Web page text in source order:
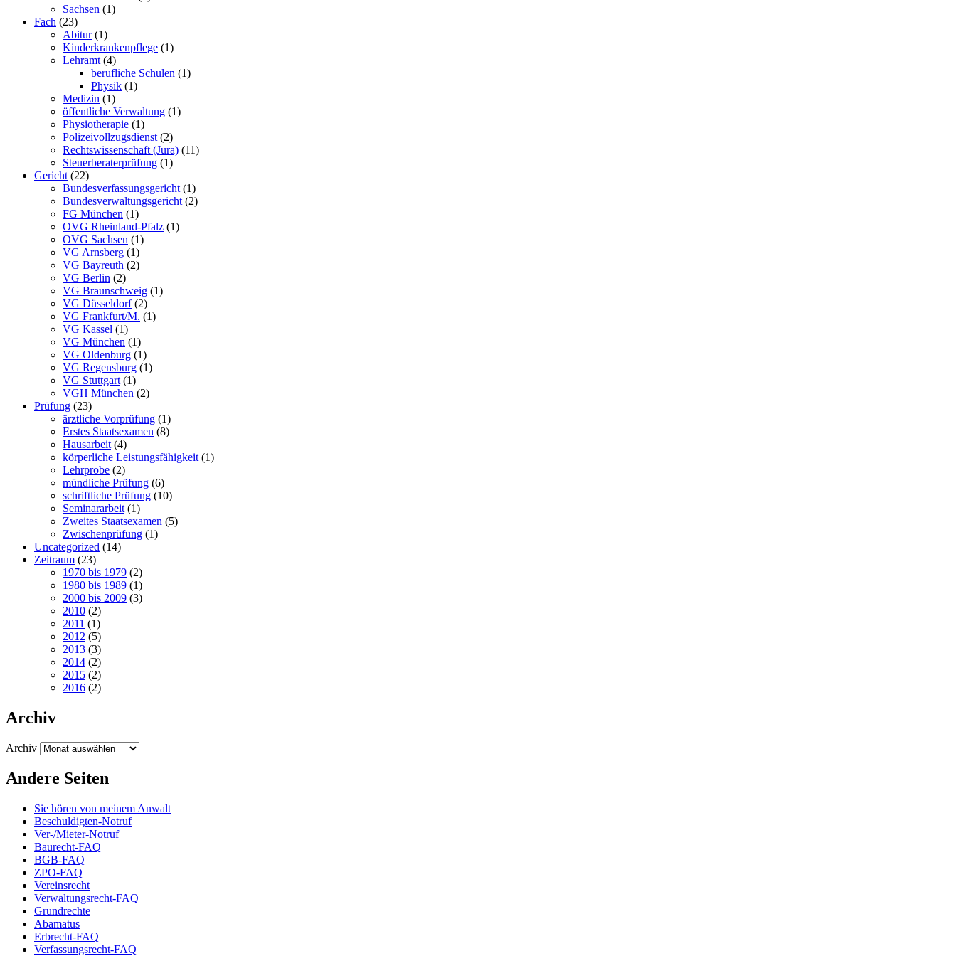
Sachsen (1)
Fach (23)
Abitur(1)
Kinderkrankenpflege (1)
Lehramt (4)
berufliche Schulen (1)
Physik (1)
Medizin (1)
öffentliche Verwaltung (1)
Physiotherapie (1)
Polizeivollzugsdienst (2)
Rechtswissenschaft (Jura) (11)
Steuerberaterprüfung (1)
Gericht (22)
Bundesverfassungsgericht (1)
Bundesverwaltungsgericht (2)
FG München (1)
OVG Rheinland-Pfalz (1)
OVG Sachsen (1)
VG Arnsberg (1)
VG Bayreuth (2)
VG Berlin (2)
VG Braunschweig (1)
VG Düsseldorf(2)
VG Frankfurt/M. (1)
VG Kassel (1)
VG München (1)
VG Oldenburg (1)
VG Regensburg (1)
VG Stuttgart (1)
VGH München (2)
Prüfung (23)
ärztliche Vorprüfung (1)
Erstes Staatsexamen (8)
Hausarbeit (4)
körperliche Leistungsfähigkeit (1)
Lehrprobe (2)
mündliche Prüfung (6)
schriftliche Prüfung (10)
Seminararbeit (1)
Zweites Staatsexamen (5)
Zwischenprüfung (1)
Uncategorized (14)
Zeitraum (23)
1970 bis 1979 (2)
1980 bis 1989 (1)
2000 bis 2009 (3)
2010 (2)
2011 (1)
2012 (5)
2013 (3)
2014 (2)
2015 (2)
2016 (2)
Archiv
Archiv
Andere Seiten
Sie hören von meinem Anwalt
Beschuldigten-Notruf
Ver-/Mieter-Notruf
Baurecht-FAQ
BGB-FAQ
ZPO-FAQ
Vereinsrecht
Verwaltungsrecht-FAQ
Grundrechte
Abamatus
Erbrecht-FAQ
Verfassungsrecht-FAQ